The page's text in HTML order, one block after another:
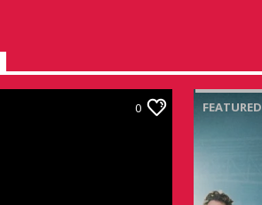
0 FEATURED